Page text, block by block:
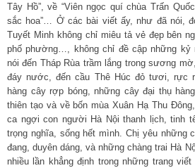
Tây Hồ”, về “Viên ngọc quí chùa Trấn
sắc hoa”… Ở các bài viết ấy, như đã nói,
Tuyết Minh không chỉ miêu tả vẻ đẹp bên
phố phường…, không chỉ đề cập những kỷ
nói đến Tháp Rùa trầm lắng trong sương
đáy nước, đến cầu Thê Húc đỏ tươi, rực
hàng cây rợp bóng, những cây đại thụ
thiên tạo và về bốn mùa Xuân Hạ Thu
ca ngợi con người Hà Nội thanh lịch, tinh
trọng nghĩa, sống hết mình. Chị yêu những
đang, duyên dáng, và những chàng trai Hà
nhiều lần khẳng định trong những trang